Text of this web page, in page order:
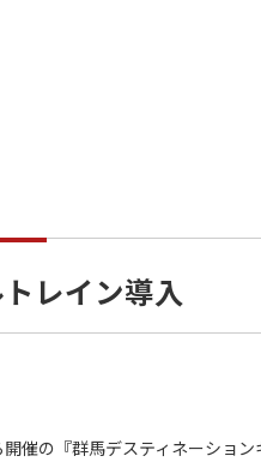
レイン導入
催の『群馬デスティネーション